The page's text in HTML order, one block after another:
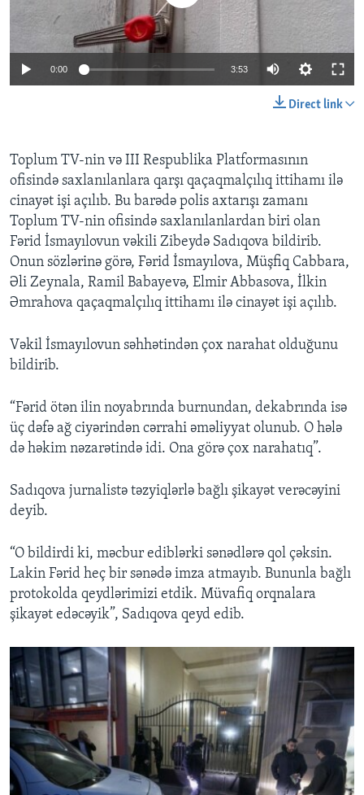
0:00 3:53
Direct link
Toplum TV-nin və III Respublika Platformasının
ofisində saxlanılanlara qarşı qaçaqmalçılıq ittihamı ilə
cinayət işi açılıb. Bu barədə polis axtarışı zamanı
Toplum TV-nin ofisində saxlanılanlardan biri olan
Fərid İsmayılovun vəkili Zibeydə Sadıqova bildirib.
Onun sözlərinə görə, Fərid İsmayılova, Müşfiq Cabbara,
Əli Zeynala, Ramil Babayevə, Elmir Abbasova, İlkin
Əmrahova qaçaqmalçılıq ittihamı ilə cinayət işi açılıb.
Vəkil İsmayılovun səhhətindən çox narahat olduğunu
bildirib.
“Fərid ötən ilin noyabrında burnundan, dekabrında isə
üç dəfə ağ ciyərindən cərrahi əməliyyat olunub. O hələ
də həkim nəzarətində idi. Ona görə çox narahatıq”.
Sadıqova jurnalistə təzyiqlərlə bağlı şikayət verəcəyini
deyib.
“O bildirdi ki, məcbur ediblərki sənədlərə qol çəksin.
Lakin Fərid heç bir sənədə imza atmayıb. Bununla bağlı
protokolda qeydlərimizi etdik. Müvafiq orqnalara
şikayət edəcəyik”, Sadıqova qeyd edib.